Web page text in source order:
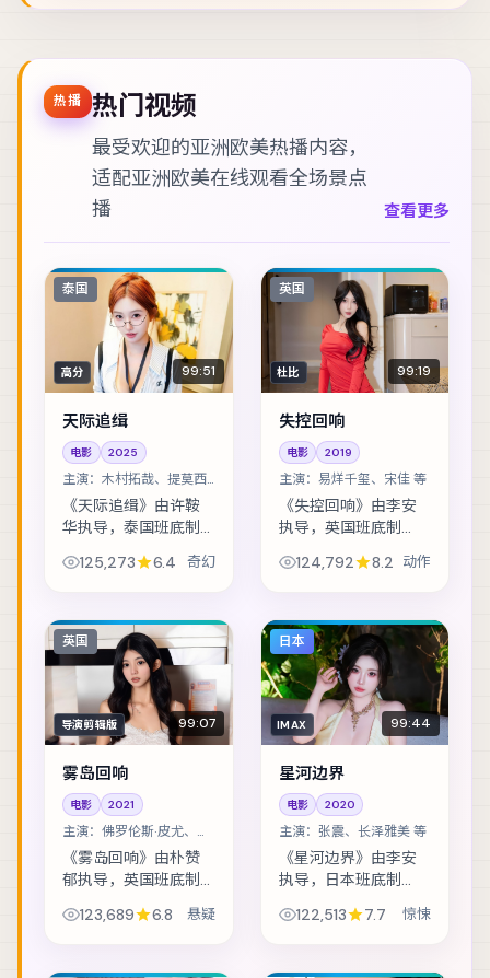
热播 热门视频
最受欢迎的亚洲欧美热播内容，
适配亚洲欧美在线观看全场景点
播
查看更多
泰国
高分 99:51
天际追缉
电影 2025
主演： 木村拓哉、提莫西·
查拉梅 等
《天际追缉》由许鞍
华执导，泰国班底制
幻。音乐节后台的失
包括木村拓哉、提莫
西·查拉梅、凯特·布...
125,273 6.4 奇幻
英国
杜比 99:19
失控回响
电影 2019
主演： 易烊千玺、宋佳 等
《失控回响》由李安
执导，英国班底制
作。网红直播途中闯
主演包括易烊千玺、
宋佳、宋康昊 等，表
演...
124,792 8.2 动作
英国
导演剪辑版 99:07
雾岛回响
电影 2021
主演： 佛罗伦斯·皮尤、桂
纶镁 等
《雾岛回响》由朴赞
郁执导，英国班底制
疑。边境小镇的连环
123,689 6.8 悬疑
日本
IMAX 99:44
星河边界
电影 2020
主演： 张震、长泽雅美 等
《星河边界》由李安
执导，日本班底制
悚。暴风雪封山，旅
122,513 7.7 惊悚